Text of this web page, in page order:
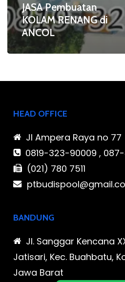
JASA Pembuatan
KOLAM RENANG di
ANCOL
HEAD OFFICE
Jl Ampera Raya no 77
0819-323-90009 ,
(021) 780 7511
BANDUNG
Jl. Sanggar Kencana
Jatisari, Kec. Buahbatu,
Jawa Barat